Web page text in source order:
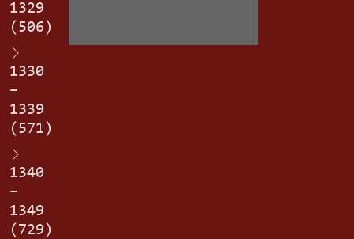
1329
(506)
1330
–
1339
(571)
1340
–
1349
(729)